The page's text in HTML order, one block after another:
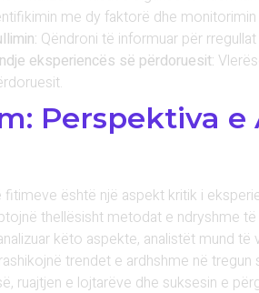
me dy faktorë dhe
Qëndroni të informuar për
eksperiencës së përdoruesit:
Perspektiva e
është një aspekt kritik i
thellësisht metodat e ndryshme
këto aspekte, analistët mund
trendet e ardhshme në
ruajtjen e lojtarëve dhe suksesin e